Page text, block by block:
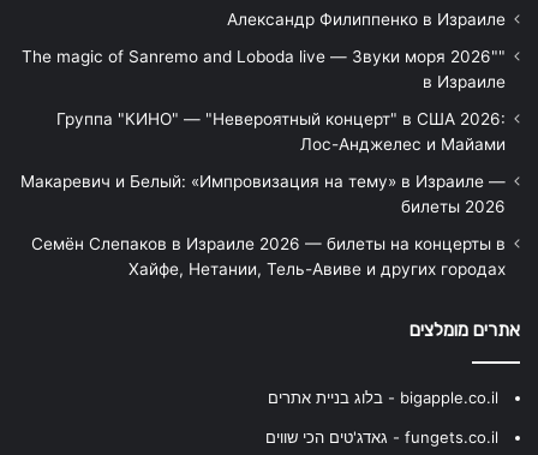
Александр Филиппенко в Израиле
"The magic of Sanremo and Loboda live — Звуки моря 2026"
в Израиле
Группа "КИНО" — "Невероятный концерт" в США 2026:
Лос-Анджелес и Майами
Макаревич и Белый: «Импровизация на тему» в Израиле —
билеты 2026
Семён Слепаков в Израиле 2026 — билеты на концерты в
Хайфе, Нетании, Тель-Авиве и других городах
אתרים מומלצים
bigapple.co.il - בלוג בניית אתרים
fungets.co.il - גאדג'טים הכי שווים